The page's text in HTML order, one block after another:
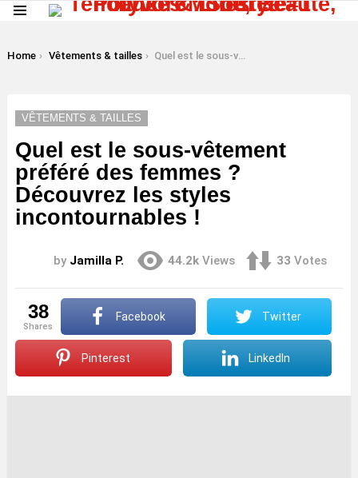
You are here:
Home Vêtements & tailles Quel est le sous-vêtement préféré des femmes ? Découvrez les styles incontournables !
VÊTEMENTS & TAILLES
Quel est le sous-vêtement
préféré des femmes ?
Découvrez les styles
incontournables !
by Jamilla P. 44.2k Views 33 Votes
38
shares
Facebook Twitter
Pinterest LinkedIn